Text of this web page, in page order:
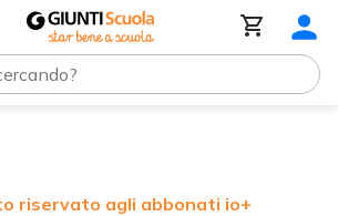
riservato agli abbonati io+